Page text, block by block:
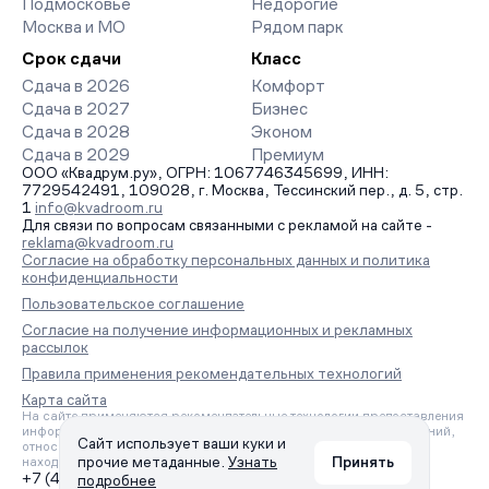
Подмосковье
Москва и МО
Недорогие
Рядом парк
Срок сдачи
Сдача в 2026
Сдача в 2027
Сдача в 2028
Сдача в 2029
Класс
Комфорт
Бизнес
Эконом
Премиум
ООО «Квадрум.ру», ОГРН: 1067746345699, ИНН:
7729542491, 109028, г. Москва, Тессинский пер., д. 5, стр.
1 info@kvadroom.ru
Для связи по вопросам связанными с рекламой на сайте -
reklama@kvadroom.ru
Согласие на обработку персональных данных и политика
конфиденциальности
Пользовательское соглашение
Согласие на получение информационных и рекламных
рассылок
Правила применения рекомендательных технологий
Карта сайта
На сайте применяются рекомендательные технологии предоставления
информации на основе сбора, систематизации и анализа сведений,
относящихся к предпочтениям пользователей сети «Интернет»,
находящихся на территории Российской Федерации.
+7 (495) 157-88-80
Сайт использует ваши куки и
прочие метаданные. Узнать
подробнее
Принять